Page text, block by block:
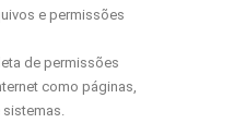
e permissões
de permissões
como páginas,